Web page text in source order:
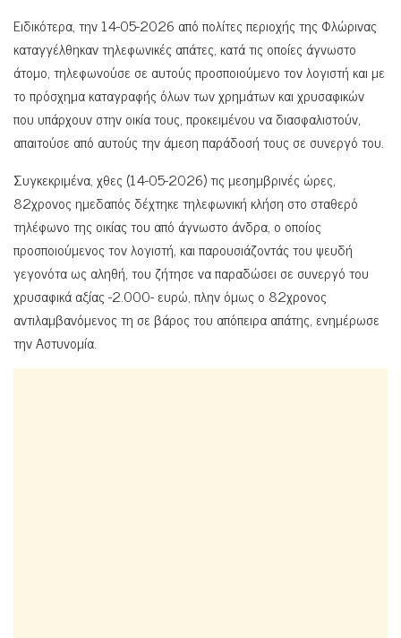
Ειδικότερα, την 14-05-2026 από πολίτες περιοχής της Φλώρινας
καταγγέλθηκαν τηλεφωνικές απάτες, κατά τις οποίες άγνωστο
άτομο, τηλεφωνούσε σε αυτούς προσποιούμενο τον λογιστή και με
το πρόσχημα καταγραφής όλων των χρημάτων και χρυσαφικών
που υπάρχουν στην οικία τους, προκειμένου να διασφαλιστούν,
απαιτούσε από αυτούς την άμεση παράδοσή τους σε συνεργό του.
Συγκεκριμένα, χθες (14-05-2026) τις μεσημβρινές ώρες,
82χρονος ημεδαπός δέχτηκε τηλεφωνική κλήση στο σταθερό
τηλέφωνο της οικίας του από άγνωστο άνδρα, ο οποίος
προσποιούμενος τον λογιστή, και παρουσιάζοντάς του ψευδή
γεγονότα ως αληθή, του ζήτησε να παραδώσει σε συνεργό του
χρυσαφικά αξίας -2.000- ευρώ, πλην όμως ο 82χρονος
αντιλαμβανόμενος τη σε βάρος του απόπειρα απάτης, ενημέρωσε
την Αστυνομία.